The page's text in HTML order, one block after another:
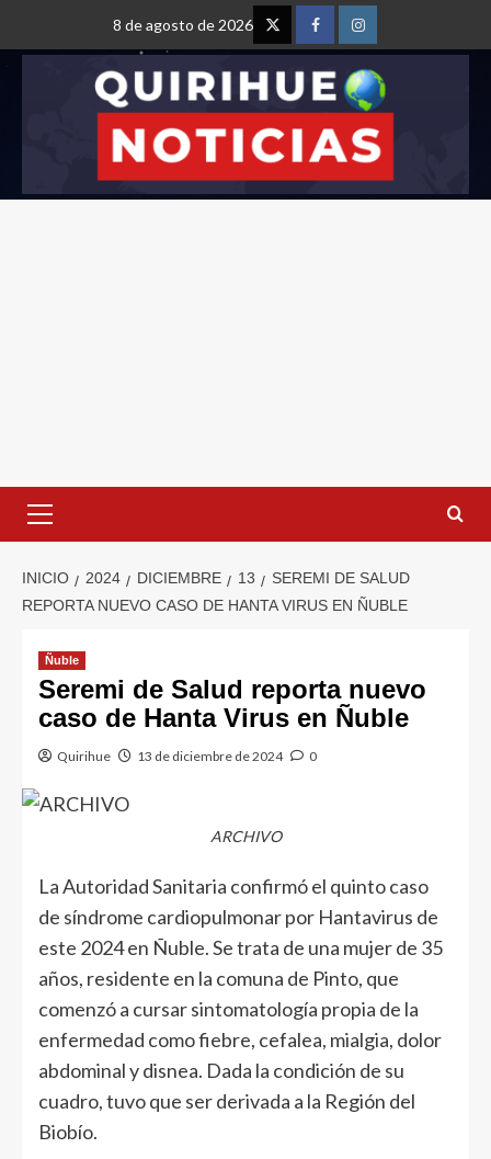
8 de agosto de 2026
INICIO 2024 DICIEMBRE 13
SEREMI DE SALUD
REPORTA NUEVO CASO DE HANTA VIRUS EN ÑUBLE
Ñuble
Seremi de Salud reporta nuevo
caso de Hanta Virus en Ñuble
Quirihue 13 de diciembre de 2024 0
ARCHIVO
La Autoridad Sanitaria confirmó el quinto caso
de síndrome cardiopulmonar por Hantavirus de
este 2024 en Ñuble. Se trata de una mujer de 35
años, residente en la comuna de Pinto, que
comenzó a cursar sintomatología propia de la
enfermedad como fiebre, cefalea, mialgia, dolor
abdominal y disnea. Dada la condición de su
cuadro, tuvo que ser derivada a la Región del
Biobío.